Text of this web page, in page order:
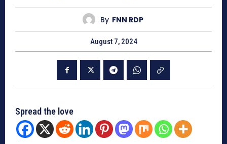
By FNN RDP
August 7, 2024
Spread the love